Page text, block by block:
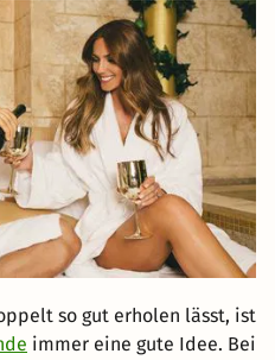
so gut erholen lässt, ist
immer eine gute Idee. Bei